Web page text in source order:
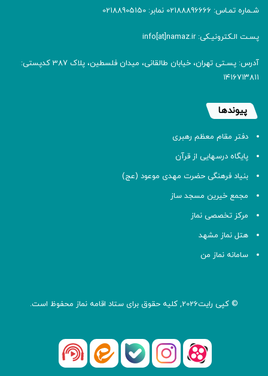
شـماره تمـاس: 02188896666 نمابر: 02188905150
پسـت الـکترونیـکی: info[at]namaz.ir
آدرس: پسـتی تهران، خیابان طالقانی، میدان فلسطین، پلاک 387 کدپستی:
۱۴۱۶۷۱۳۸۱۱
پیوندها
دفتر مقام معظم رهبری
پایگاه درسهایی از قرآن
بنیاد فرهنگی حضرت مهدی موعود (عج)
مجمع خیرین مسجد ساز
مرکز تخصصی نماز
هتل نماز مشهد
سامانه نماز من
© کپی رایت2026, کلیه حقوق برای ستاد اقامه نماز محفوظ است.
آپارات اینستاگرام
بله ایتا